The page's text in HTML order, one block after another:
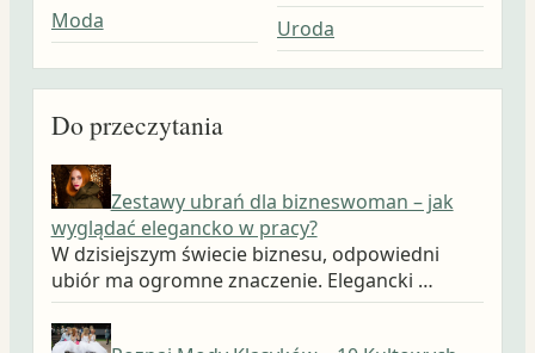
Moda
Uroda
Do przeczytania
Zestawy ubrań dla bizneswoman – jak
wyglądać elegancko w pracy?
W dzisiejszym świecie biznesu, odpowiedni
ubiór ma ogromne znaczenie. Elegancki …